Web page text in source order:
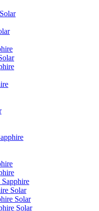
Solar
Solar
Solar